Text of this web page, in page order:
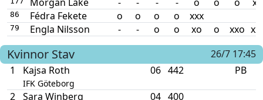
86 Fédra Fekete o o o o xxx
79 Engla Nilsson - - o o xo o xxo
Kvinnor Stav
26/7 17:45
1
Kajsa Roth
IFK Göteborg
06 442 PB
2 Sara Winberg 04 400